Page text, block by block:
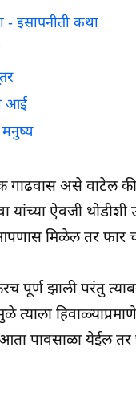
- इसापनीती कथा
आई
गाढवास असे वाटेल
ऐवजी थोडीशी
मिळेल तर फार
पूर्ण झाली परंतु
त्याला
पावसाळा येईल